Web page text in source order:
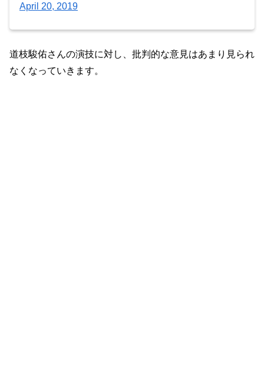
April 20, 2019
道枝駿佑さんの演技に対し、批判的な意見はあまり見られ
なくなっていきます。